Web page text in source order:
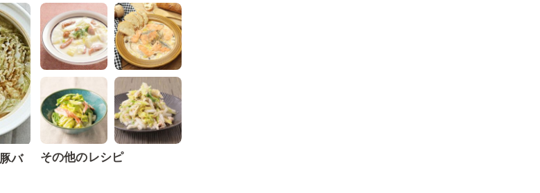
バ
その他のレシピ